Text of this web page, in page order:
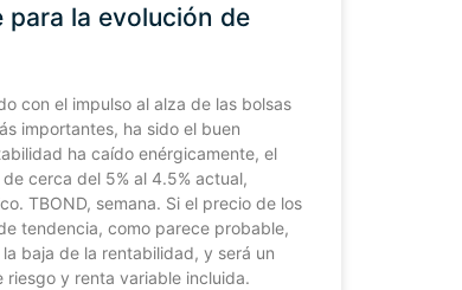
para la evolución de
con el impulso al alza de las bolsas
importantes, ha sido el buen
ha caído enérgicamente, el
cerca del 5% al 4.5% actual,
TBOND, semana. Si el precio de los
tendencia, como parece probable,
baja de la rentabilidad, y será un
y renta variable incluida.